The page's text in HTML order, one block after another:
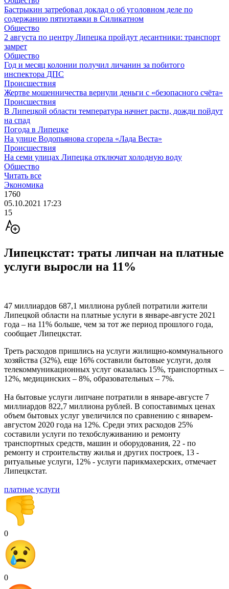
Бастрыкин затребовал доклад о об уголовном деле по
содержанию пятиэтажки в Силикатном
Общество
2 августа по центру Липецка пройдут десантники: транспорт
замрет
Общество
Год и месяц колонии получил личанин за побитого
инспектора ДПС
Происшествия
Жертве мошенничества вернули деньги с «безопасного счёта»
Происшествия
В Липецкой области температура начнет расти, дожди пойдут
на спад
Погода в Липецке
На улице Водопьянова сгорела «Лада Веста»
Происшествия
На семи улицах Липецка отключат холодную воду
Общество
Читать все
Экономика
1760
05.10.2021 17:23
15
Липецкстат: траты липчан на платные
услуги выросли на 11%
47 миллиардов 687,1 миллиона рублей потратили жители
Липецкой области на платные услуги в январе-августе 2021
года – на 11% больше, чем за тот же период прошлого года,
сообщает Липецкстат.
Треть расходов пришлись на услуги жилищно-коммунального
хозяйства (32%), еще 16% составили бытовые услуги, доля
телекоммуникационных услуг оказалась 15%, транспортных –
12%, медицинских – 8%, образовательных – 7%.
На бытовые услуги липчане потратили в январе-августе 7
миллиардов 822,7 миллиона рублей. В сопоставимых ценах
объем бытовых услуг увеличился по сравнению с январем-
августом 2020 года на 12%. Среди этих расходов 25%
составили услуги по техобслуживанию и ремонту
транспортных средств, машин и оборудования, 22 - по
ремонту и строительству жилья и других построек, 13 -
ритуальные услуги, 12% - услуги парикмахерских, отмечает
Липецкстат.
платные услуги
0
0